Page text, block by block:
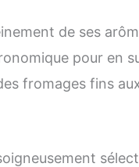
de ses
pour en
fromages fins